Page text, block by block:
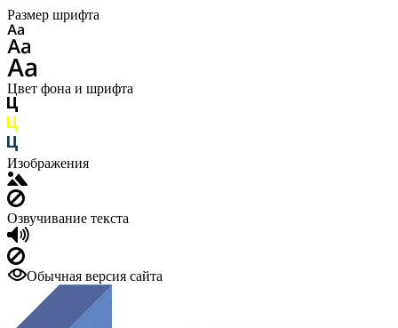
Размер шрифта
Цвет фона и шрифта
Изображения
Озвучивание текста
Обычная версия сайта